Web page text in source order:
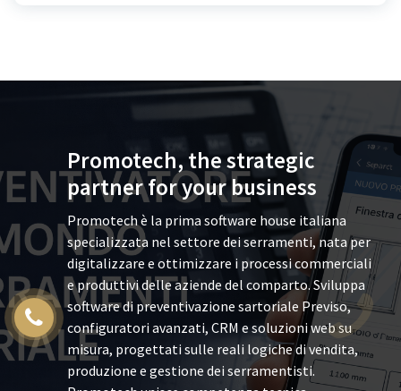
Promotech, the strategic
partner for your business
Promotech è la prima software house italiana
specializzata nel settore dei serramenti, nata per
digitalizzare e ottimizzare i processi commerciali
e produttivi delle aziende del comparto. Sviluppa
software di preventivazione sartoriale Previso,
configuratori avanzati, CRM e soluzioni web su
misura, progettati sulle reali logiche di vendita,
produzione e gestione dei serramentisti.